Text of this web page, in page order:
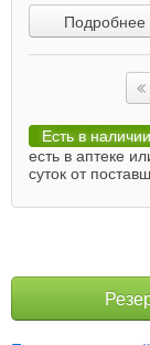
Подробнее
Есть в наличии
есть в аптеке
суток от